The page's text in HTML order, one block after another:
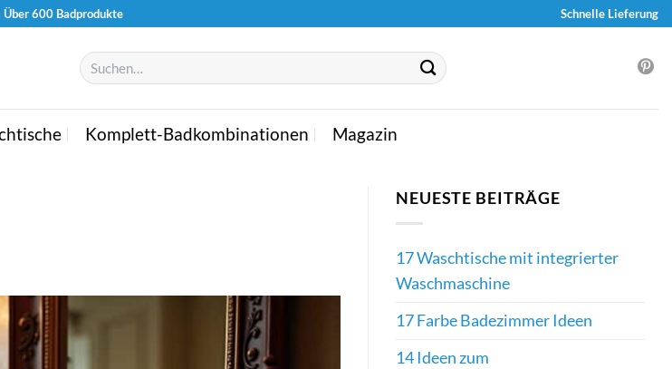
Über 600 Badprodukte Schnelle Lieferung
Suchen
nach:
Komplett-Badkombinationen Magazin
NEUESTE BEITRÄGE
17 Waschtische mit integrierter
Waschmaschine
17 Farbe Badezimmer Ideen
14 Ideen zum